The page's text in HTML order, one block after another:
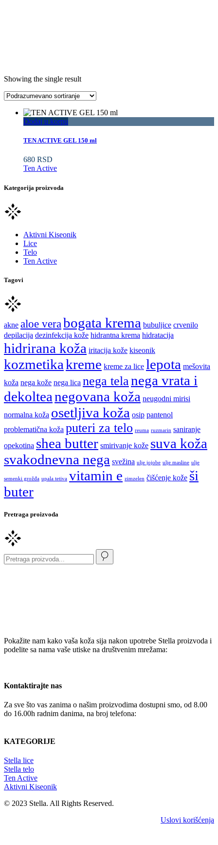
Showing the single result
Dodaj u korpu
TEN ACTIVE GEL 150 ml
680 RSD
Ten Active
Kategorija proizvoda
Aktivni Kiseonik
Lice
Telo
Ten Active
Tagovi
akne aloe verabogata krema bubuljice crvenilo
depilacija dezinfekcija kože hidrantna krema hidratacija
hidrirana koža iritacija kože kiseonik
kozmetikakreme kreme za lice lepota mešovita
koža nega kože nega lica nega telanega vrata i
dekolteanegovana koža neugodni mirisi
normalna koža osetljiva koža osip pantenol
problematična koža puteri za telo reuma ruzmarin saniranje
opekotina shea butter smirivanje kože suva koža
svakodnevna nega svežina ulje jojobe ulje masline ulje
semenki grožđa upala tetiva vitamin e zimzelen čišćenje kože ši
buter
Pretraga proizvoda
Pretaži
za:
Pokažite nam kako vaša koža sija nakon upotrebe Stella proizvoda i
podelite sa nama vaše utiske na društvenim mrežama:
Kontaktirajte nas
Za sve što vas zanima o našim proizvodima dostupni smo, od 8.00
do 16.00h radnim danima, na broj telefona:
KATEGORIJE
Stella lice
Stella telo
Ten Active
Aktivni Kiseonik
© 2023 Stella. All Rights Reserved.
Uslovi korišćenja